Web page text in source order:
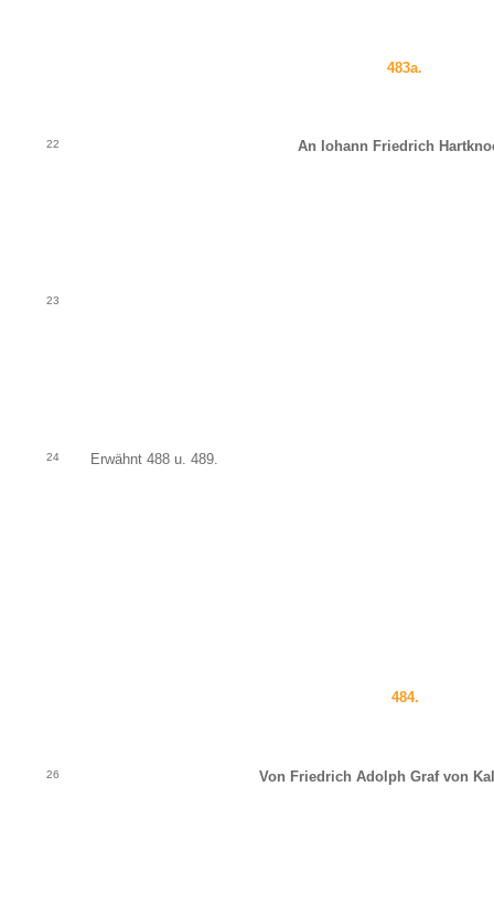
483a.
22 An Iohann Friedrich
23
24 Erwähnt 488 u. 489.
484.
26 Von Friedrich Adolph Graf von